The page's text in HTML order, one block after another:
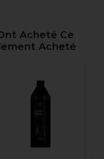
Acheté Ce
Acheté